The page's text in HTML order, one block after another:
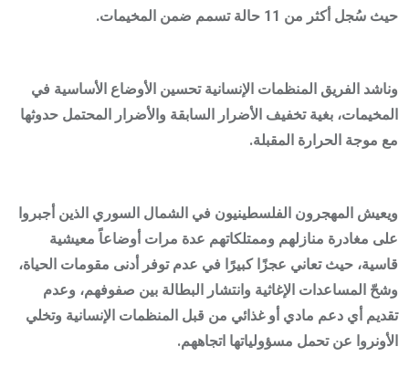
حيث سُجل أكثر من 11 حالة تسمم ضمن المخيمات.
وناشد الفريق المنظمات الإنسانية تحسين الأوضاع الأساسية في
المخيمات، بغية تخفيف الأضرار السابقة والأضرار المحتمل حدوثها
مع موجة الحرارة المقبلة.
ويعيش المهجرون الفلسطينيون في الشمال السوري الذين أجبروا
على مغادرة منازلهم وممتلكاتهم عدة مرات أوضاعاً معيشية
قاسية، حيث تعاني عجزًا كبيرًا في عدم توفر أدنى مقومات الحياة،
وشحّ المساعدات الإغاثية وانتشار البطالة بين صفوفهم، وعدم
تقديم أي دعم مادي أو غذائي من قبل المنظمات الإنسانية وتخلي
الأونروا عن تحمل مسؤولياتها اتجاههم.